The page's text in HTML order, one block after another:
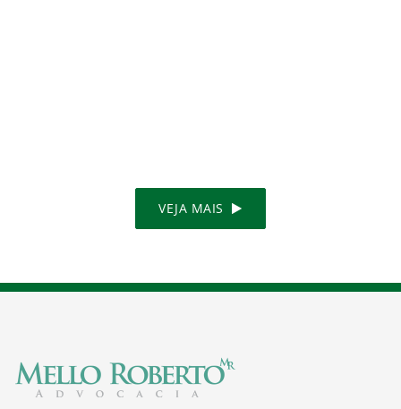
VEJA MAIS